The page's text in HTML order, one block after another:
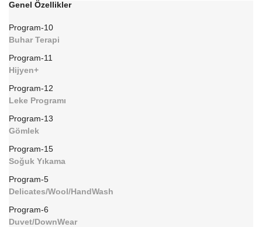
Genel Özellikler
Program-10
Buhar Terapi
Program-11
Hijyen+
Program-12
Leke Programı
Program-13
Gömlek
Program-15
Soğuk Yıkama
Program-5
Delicates/Wool/HandWash
Program-6
Duvet/DownWear